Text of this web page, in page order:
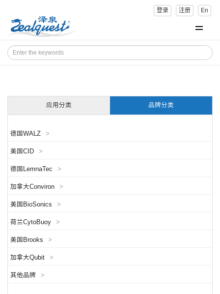
登录 注册 En
应用分类 品牌分类
德国WALZ >
美国CID >
德国LemnaTec >
加拿大Conviron >
美国BioSonics >
荷兰CytoBuoy >
美国Brooks >
加拿大Qubit >
其他品牌 >